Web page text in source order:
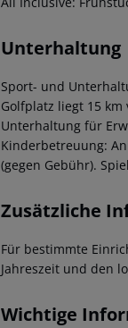
Unterhaltung
Sport- und
Golfplatz liegt 15
Unterhaltung für
Kinderbetreuung:
(gegen Gebühr).
Zusätzliche
Für bestimmte
Jahreszeit und den
Wichtige